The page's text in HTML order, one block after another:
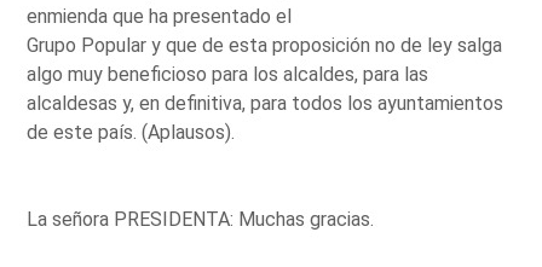
enmienda que ha presentado el
Grupo Popular y que de esta proposición no de ley salga
algo muy beneficioso para los alcaldes, para las
alcaldesas y, en definitiva, para todos los ayuntamientos
de este país. (Aplausos).
La señora PRESIDENTA: Muchas gracias.